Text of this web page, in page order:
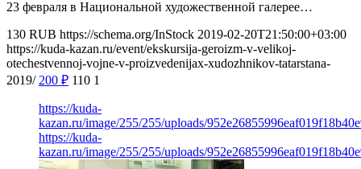
23 февраля в Национальной художественной галерее…
130 RUB https://schema.org/InStock 2019-02-20T21:50:00+03:00
https://kuda-kazan.ru/event/ekskursija-geroizm-v-velikoj-
otechestvennoj-vojne-v-proizvedenijax-xudozhnikov-tatarstana-
2019/ 200 ₽ 110 1
https://kuda-
kazan.ru/image/255/255/uploads/
https://kuda-
kazan.ru/image/255/255/uploads/